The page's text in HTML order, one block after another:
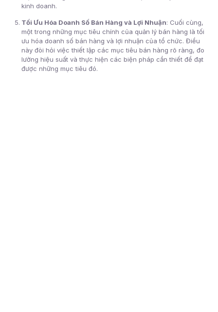
kinh doanh.
Tối Ưu Hóa Doanh Số Bán Hàng và Lợi Nhuận: Cuối cùng,
một trong những mục tiêu chính của quản lý bán hàng là tối
ưu hóa doanh số bán hàng và lợi nhuận của tổ chức. Điều
này đòi hỏi việc thiết lập các mục tiêu bán hàng rõ ràng, đo
lường hiệu suất và thực hiện các biện pháp cần thiết để đạt
được những mục tiêu đó.